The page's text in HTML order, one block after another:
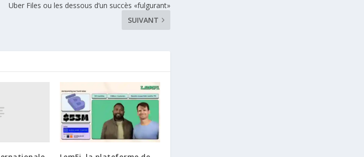
Uber Files ou les dessous d’un succès «fulgurant»
SUIVANT